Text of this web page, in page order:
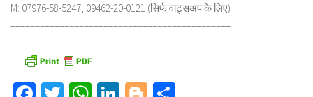
M: 07976-58-5247, 09462-20-0121 (सिर्फ वाट्सअप के लिए)
=============================================